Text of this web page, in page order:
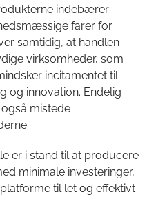
indebærer
farer for
samtidig, at handlen
virksomheder, som
incitamentet til
og innovation. Endelig
mistede
er i stand til at producere
minimale investeringer,
til let og effektivt